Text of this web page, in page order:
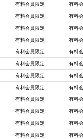
有料会員限定
有料
有料会員限定
有料
有料会員限定
有料
有料会員限定
有料
有料会員限定
有料
有料会員限定
有料
有料会員限定
有料
有料会員限定
有料
有料会員限定
有料
有料会員限定
有料
有料会員限定
有料
有料会員限定
有料